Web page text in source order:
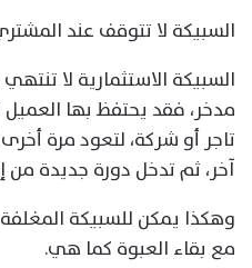
السبيكة لا تتوقف عند
السبيكة الاستثمارية لا
مدخر، فقد يحتفظ بها العميل
تاجر أو شركة، لتعود مرة
آخر، ثم تدخل دورة جديدة من
وهكذا يمكن للسبيكة
مع بقاء العبوة كما هي.